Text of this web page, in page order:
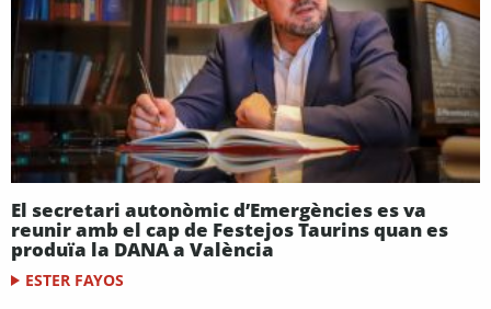
El secretari autonòmic d’Emergències es va
reunir amb el cap de Festejos Taurins quan es
produïa la DANA a València
ESTER FAYOS